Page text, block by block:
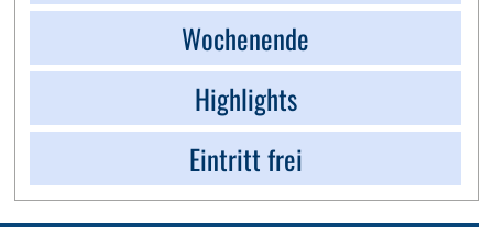
Wochenende
Highlights
Eintritt frei